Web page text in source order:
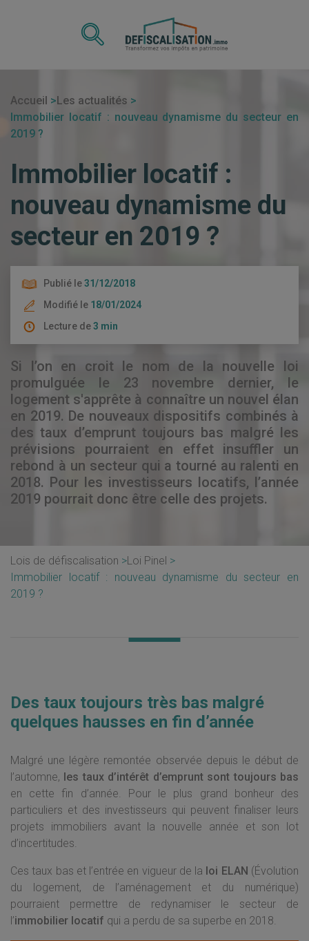
Accueil
Les actualités
Immobilier locatif : nouveau dynamisme du secteur en
2019 ?
Immobilier locatif :
nouveau dynamisme du
secteur en 2019 ?
Publié le31/12/2018
Modifié le 18/01/2024
Lecture de3 min
Si l’on en croit le nom de la nouvelle loi
promulguée le 23 novembre dernier, le
logement s'apprête à connaître un nouvel élan
en 2019. De nouveaux dispositifs combinés à
des taux d’emprunt toujours bas malgré les
prévisions pourraient en effet insuffler un
rebond à un secteur qui a tourné au ralenti en
2018. Pour les investisseurs locatifs, l’année
2019 pourrait donc être celle des projets.
Lois de défiscalisation
Loi Pinel
Immobilier locatif : nouveau dynamisme du secteur en
2019 ?
Des taux toujours très bas malgré
quelques hausses en fin d’année
Malgré une légère remontée observée depuis le début de
l’automne, les taux d’intérêt d’emprunt sont toujours bas
en cette fin d’année. Pour le plus grand bonheur des
particuliers et des investisseurs qui peuvent finaliser leurs
projets immobiliers avant la nouvelle année et son lot
d’incertitudes.
Ces taux bas et l’entrée en vigueur de la loi ELAN (Évolution
du logement, de l’aménagement et du numérique)
pourraient permettre de redynamiser le secteur de
l’immobilier locatif qui a perdu de sa superbe en 2018.